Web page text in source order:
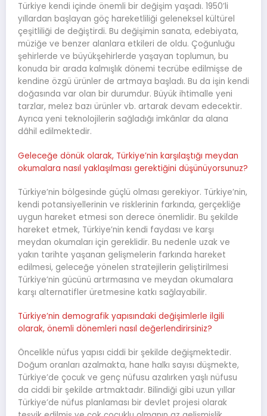
Türkiye kendi içinde önemli bir değişim yaşadı. 1950’li
yıllardan başlayan göç hareketliliği geleneksel kültürel
çeşitliliği de değiştirdi. Bu değişimin sanata, edebiyata,
müziğe ve benzer alanlara etkileri de oldu. Çoğunluğu
şehirlerde ve büyükşehirlerde yaşayan toplumun, bu
konuda bir arada kalmışlık dönemi tecrübe edilmişse de
kendine özgü ürünler de artmaya başladı. Bu da işin kendi
doğasında var olan bir durumdur. Büyük ihtimalle yeni
tarzlar, melez bazı ürünler vb. artarak devam edecektir.
Ayrıca yeni teknolojilerin sağladığı imkânlar da alana
dâhil edilmektedir.
Geleceğe dönük olarak, Türkiye’nin karşılaştığı meydan
okumalara nasıl yaklaşılması gerektiğini düşünüyorsunuz?
Türkiye’nin bölgesinde güçlü olması gerekiyor. Türkiye’nin,
kendi potansiyellerinin ve risklerinin farkında, gerçekliğe
uygun hareket etmesi son derece önemlidir. Bu şekilde
hareket etmek, Türkiye’nin kendi faydası ve karşı
meydan okumaları için gereklidir. Bu nedenle uzak ve
yakın tarihte yaşanan gelişmelerin farkında hareket
edilmesi, geleceğe yönelen stratejilerin geliştirilmesi
Türkiye’nin gücünü artırmasına ve meydan okumalara
karşı alternatifler üretmesine katkı sağlayabilir.
Türkiye’nin demografik yapısındaki değişimlerle ilgili
olarak, önemli dönemleri nasıl değerlendirirsiniz?
Öncelikle nüfus yapısı ciddi bir şekilde değişmektedir.
Doğum oranları azalmakta, hane halkı sayısı düşmekte,
Türkiye’de çocuk ve genç nüfusu azalırken yaşlı nüfusu
da ciddi bir şekilde artmaktadır. Bilindiği gibi uzun yıllar
Türkiye’de nüfus planlaması bir devlet projesi olarak